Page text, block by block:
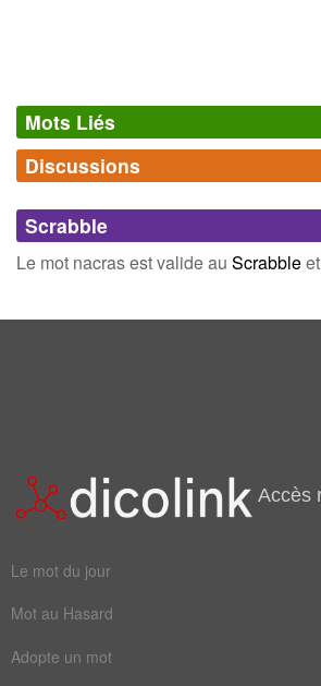
Mots Liés
Synonymes(0)
Mots avec la même signification
Mots liés par leur sémantique
Discussions
Connectez-vous inscrivez-vous
Scrabble
Le mot nacras est valide au Scrabble
Accès
Le mot du jour
Mot au Hasard
Adopte un mot